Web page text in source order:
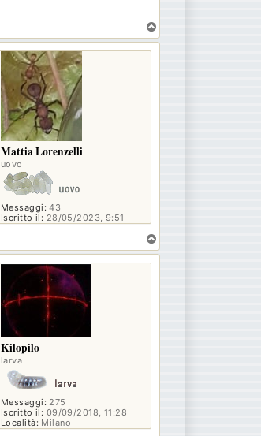
o
Mattia Lorenzelli
uovo
Messaggi: 43
Iscritto il: 28/05/2023, 9:51
o
Kilopilo
larva
Messaggi: 275
Iscritto il: 09/09/2018, 11:28
Località: Milano